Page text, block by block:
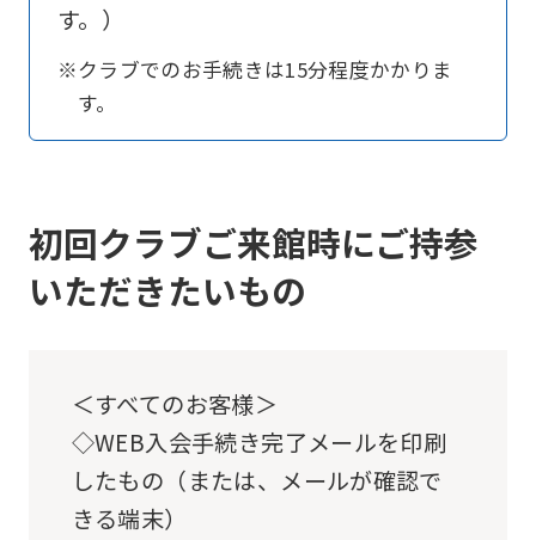
す。）
※クラブでのお手続きは15分程度かかりま
す。
初回クラブご来館時にご持参
いただきたいもの
＜すべてのお客様＞
◇WEB入会手続き完了メールを印刷
したもの（または、メールが確認で
きる端末）
Click
(start
automatic
translation)
to
the
top